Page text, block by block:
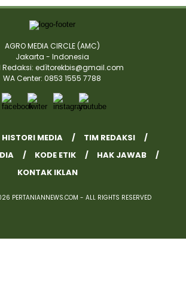
AGRO MEDIA CIRCLE (AMC)
Jakarta - Indonesia
Redaksi: edìtorekbis@gmail.com
WA Center: 0853 1555 7788
HISTORI MEDIA
TIM REDAKSI
KODE ETIK
HAK JAWAB
KONTAK IKLAN
PERTANIANNEWS.COM - ALL RIGHTS RESERVED